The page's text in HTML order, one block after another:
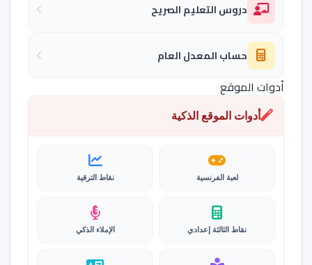
دروس التعليم الصريح
حساب المعدل العام
أدوات الموقع
أدوات الموقع الذكية
لعبة الفرنسية نقاط الترقية
نقاط الثالثة إعدادي الإملاء الذكي